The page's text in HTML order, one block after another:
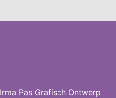
Irma Pas Grafisch Ontwerp